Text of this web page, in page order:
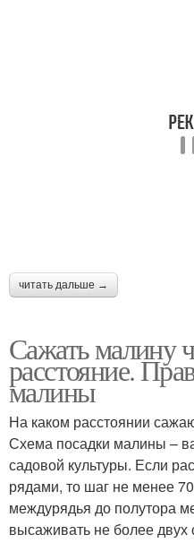
читать дальше →
Сажать малину
расстояние.
малины
На каком расстоянии
Схема посадки малины –
садовой культуры. Если
рядами, то шаг не менее
междурядья до полутора
высаживать не более